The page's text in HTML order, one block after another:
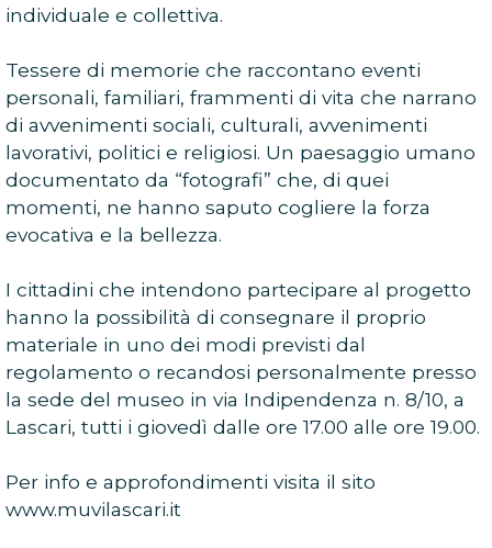
individuale e collettiva.
Tessere di memorie che raccontano eventi
personali, familiari, frammenti di vita che narrano
di avvenimenti sociali, culturali, avvenimenti
lavorativi, politici e religiosi. Un paesaggio umano
documentato da “fotografi” che, di quei
momenti, ne hanno saputo cogliere la forza
evocativa e la bellezza.
I cittadini che intendono partecipare al progetto
hanno la possibilità di consegnare il proprio
materiale in uno dei modi previsti dal
regolamento o recandosi personalmente presso
la sede del museo in via Indipendenza n. 8/10, a
Lascari, tutti i giovedì dalle ore 17.00 alle ore 19.00.
Per info e approfondimenti visita il sito
www.muvilascari.it